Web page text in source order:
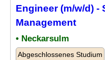
Engineer (m/w/d) -
Management
• Neckarsulm
Abgeschlossenes Studium